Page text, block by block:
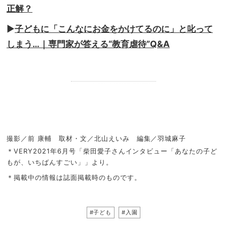
正解？
▶︎子どもに「こんなにお金をかけてるのに」と叱って
しまう… ｜専門家が答える“教育虐待”Q&A
撮影／前 康輔 取材・文／北山えいみ 編集／羽城麻子
＊VERY2021年6月号「柴田愛子さんインタビュー「あなたの子ど
もが、いちばんすごい」」より。
＊掲載中の情報は誌面掲載時のものです。
#子ども #入園